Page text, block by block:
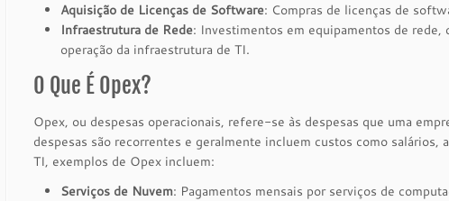
Aquisição de Licenças de Software: Compras de licenças de
Infraestrutura de Rede: Investimentos em equipamentos de rede,
operação da infraestrutura de TI.
O Que É Opex?
Opex, ou despesas operacionais, refere-se às despesas que uma
despesas são recorrentes e geralmente incluem custos como
TI, exemplos de Opex incluem:
Serviços de Nuvem: Pagamentos mensais por serviços de